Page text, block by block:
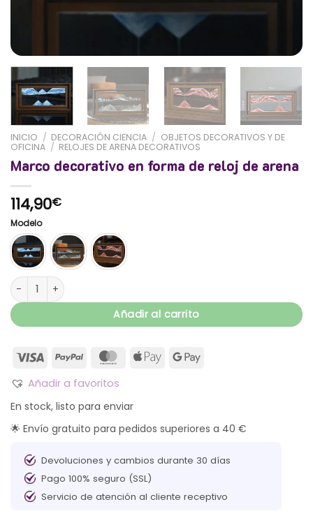
INICIO / DECORACIÓN CIENCIA / OBJETOS DECORATIVOS Y DE
OFICINA / RELOJES DE ARENA DECORATIVOS
Marco decorativo en forma de reloj de arena
114,90€
Modelo
Marco decorativo en forma de reloj de arena cantidad
Añadir al carrito
Añadir a favoritos
En stock, listo para enviar
🌟 Envío gratuito para pedidos superiores a 40 €
Devoluciones y cambios durante 30 días
Pago 100% seguro (SSL)
Servicio de atención al cliente receptivo